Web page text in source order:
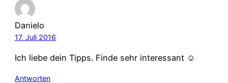
Danielo
17. Juli 2016
Ich liebe dein Tipps. Finde sehr interessant ☺️
Antworten